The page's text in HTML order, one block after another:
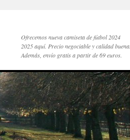
Ofrecemos nueva camiseta de fútbol 2024
2025 aquí. Precio negociable y calidad buena.
Además, envío gratis a partir de 69 euros.